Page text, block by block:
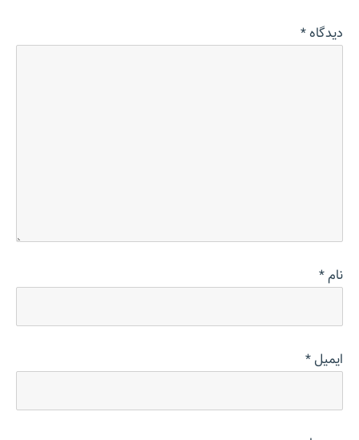
دیدگاه*
نام*
ایمیل*